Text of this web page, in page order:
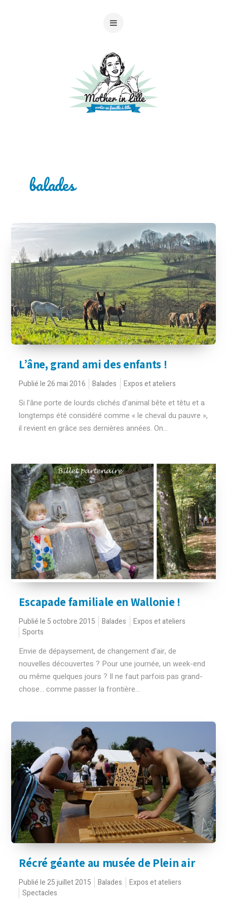
balades
L’âne, grand ami des enfants !
Publié le 26 mai 2016 Balades Expos et ateliers
Si l’âne porte de lourds clichés d’animal bête et têtu et a
longtemps été considéré comme « le cheval du pauvre »,
il revient en grâce ses dernières années. On...
Escapade familiale en Wallonie !
Publié le 5 octobre 2015 Balades
Expos et ateliers
Sports
Envie de dépaysement, de changement d'air, de
nouvelles découvertes ? Pour une journée, un week-end
ou même quelques jours ? Il ne faut parfois pas grand-
chose... comme passer la frontière...
Récré géante au musée de Plein air
Publié le 25 juillet 2015 Balades
Expos et ateliers
Spectacles